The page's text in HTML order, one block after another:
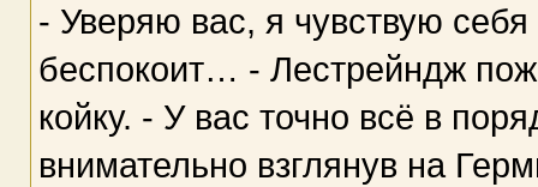
- Уверяю вас, я чувствую
беспокоит… - Лестрейндж
койку. - У вас точно всё в
внимательно взглянув на